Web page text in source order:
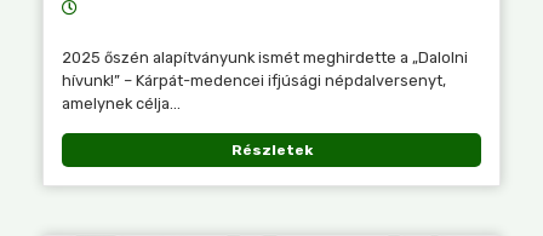
2025 őszén alapítványunk ismét meghirdette a „Dalolni
hívunk!” – Kárpát-medencei ifjúsági népdalversenyt,
amelynek célja...
Részletek